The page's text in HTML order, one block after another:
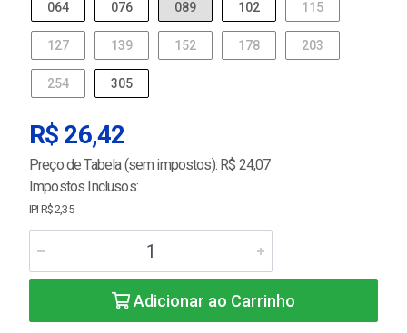
064 076 089 102 115
127 139 152 178 203
254 305
R$ 26,42
Preço de Tabela (sem impostos): R$ 24,07
Impostos Inclusos:
IPI R$ 2,35
Adicionar ao Carrinho